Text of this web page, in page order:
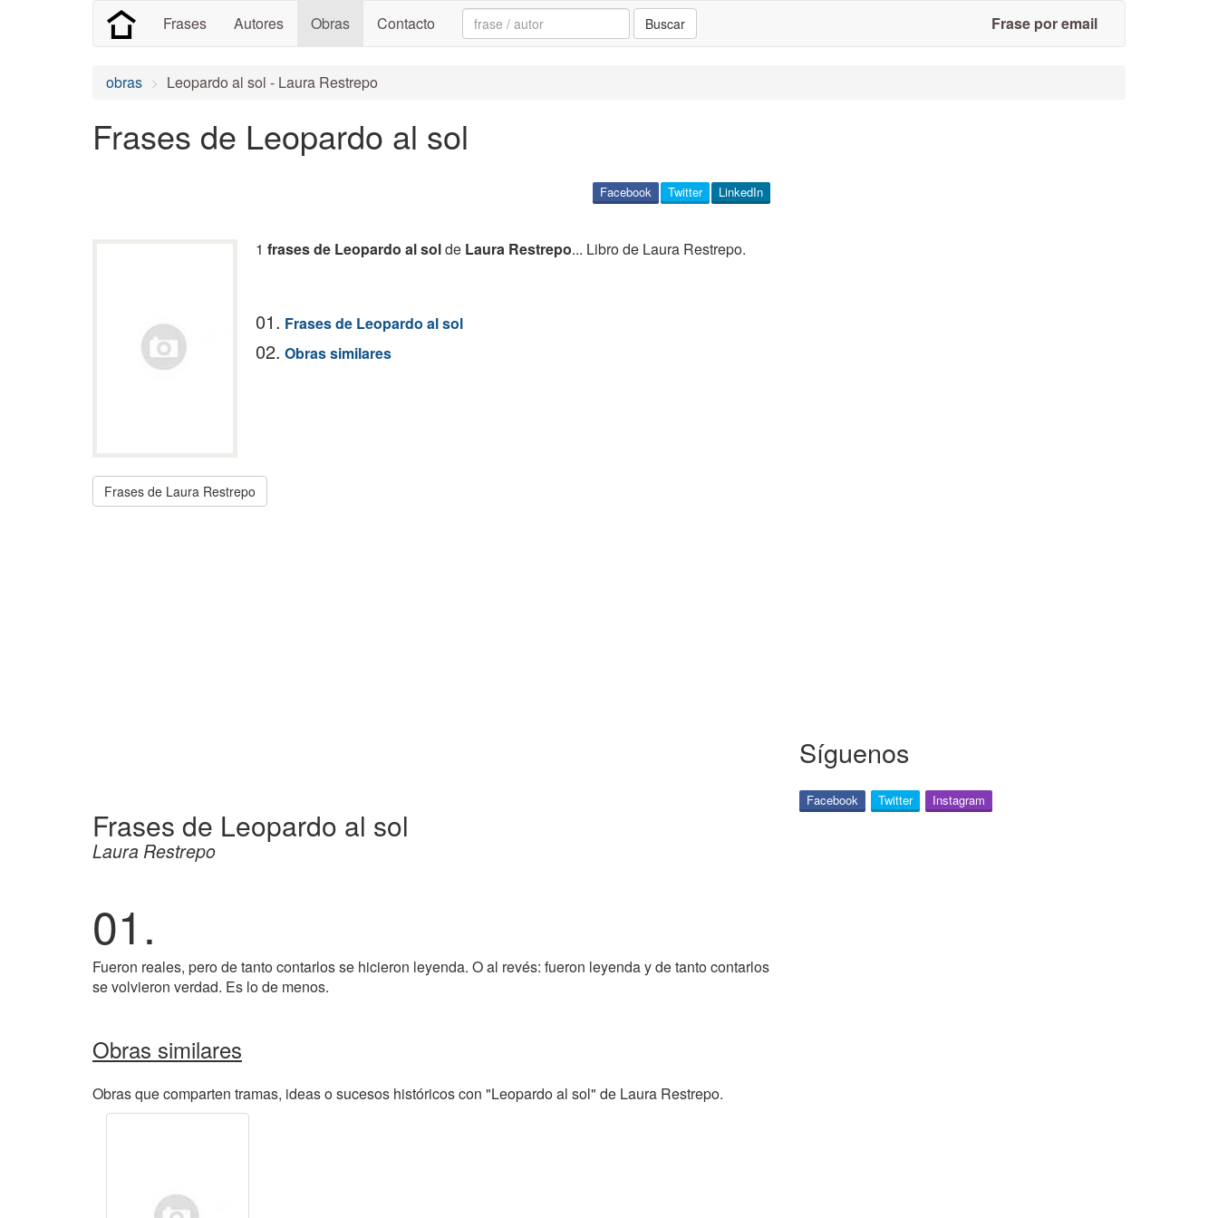
Frases Autores Obras Contacto Search: Buscar Frase por email
obras Leopardo al sol - Laura Restrepo
Frases de Leopardo al sol
LinkedIn
Twitter
Facebook
1 frases de Leopardo al solde Laura Restrepo... Libro de Laura Restrepo.
01. Frases de Leopardo al sol
02. Obras similares
Frases de Laura Restrepo
Frases de Leopardo al sol
Laura Restrepo
01.
Fueron reales, pero de tanto contarlos se hicieron leyenda. O al revés: fueron leyenda y de tanto contarlos
se volvieron verdad. Es lo de menos.
Obras similares
Obras que comparten tramas, ideas o sucesos históricos con "Leopardo al sol" de Laura Restrepo.
Síguenos
Facebook Twitter Instagram